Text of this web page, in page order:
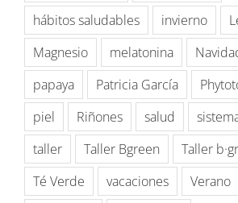
hábitos saludables
invierno
Magnesio
melatonina
papaya
Patricia García
piel
Riñones salud
taller
Taller Bgreen
Taller
Té Verde
vacaciones Verano